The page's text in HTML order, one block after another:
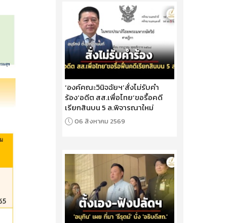
‘องค์คณะวินิจฉัยฯ’สั่งไม่รับคำ
ร้อง‘อดีต สส.เพื่อไทย’ขอรื้อคดี
เรียกสินบน 5 ล.พิจารณาใหม่
06 สิงหาคม 2569